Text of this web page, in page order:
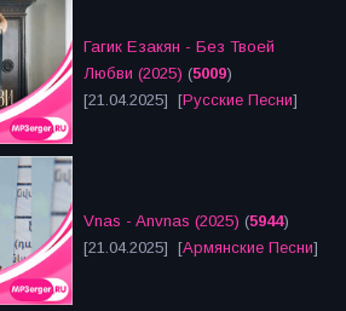
Гагик Езакян - Без Твоей
Любви (2025) (5009)
[21.04.2025] [Русские Песни]
Vnas - Anvnas (2025) (5944)
[21.04.2025] [Армянские Песни]